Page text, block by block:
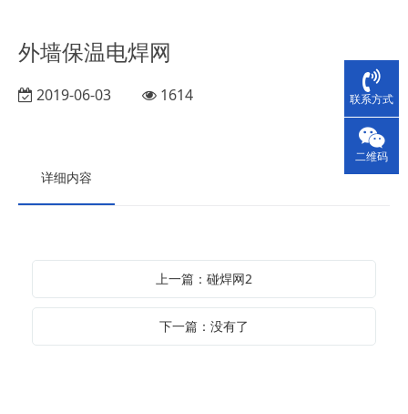
外墙保温电焊网
2019-06-03 1614
详细内容
上一篇：碰焊网2
下一篇：没有了
联系方式
二维码